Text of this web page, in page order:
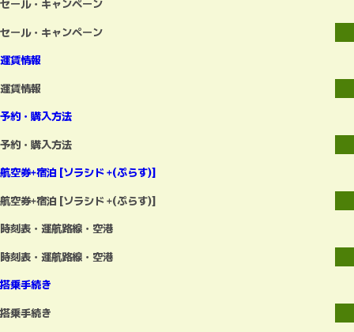
セール・キャンペーン
セール・キャンペーン
運賃情報
運賃情報
予約・購入方法
予約・購入方法
航空券+宿泊 [ソラシド +(ぷらす)]
航空券+宿泊 [ソラシド +(ぷらす)]
時刻表・運航路線・空港
時刻表・運航路線・空港
搭乗手続き
搭乗手続き